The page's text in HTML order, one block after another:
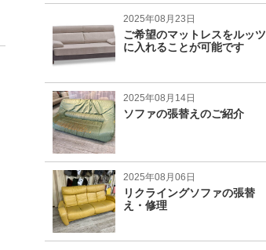
2025年08月23日
ご希望のマットレスをルッツ
に入れることが可能です
2025年08月14日
ソファの張替えのご紹介
2025年08月06日
リクライングソファの張替
え・修理